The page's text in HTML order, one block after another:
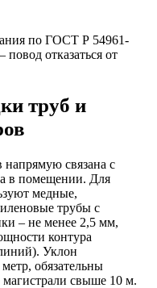
по ГОСТ Р 54961-
отказаться от
труб и
напрямую связана с
в помещении. Для
медные,
трубы с
– не менее 2,5 мм,
контура
Уклон
обязательны
свыше 10 м.